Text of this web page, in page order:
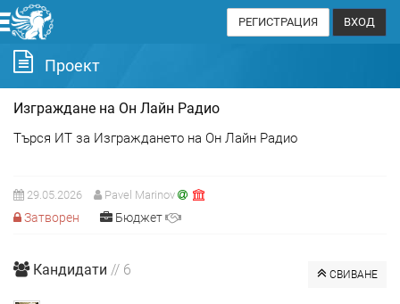
РЕГИСТРАЦИЯ ВХОД
Проект
Изграждане на Он Лайн Радио
Търся ИТ за Изграждането на Он Лайн Радио
29.05.2026 Pavel Marinov
Затворен Бюджет
Кандидати // 6 СВИВАНЕ